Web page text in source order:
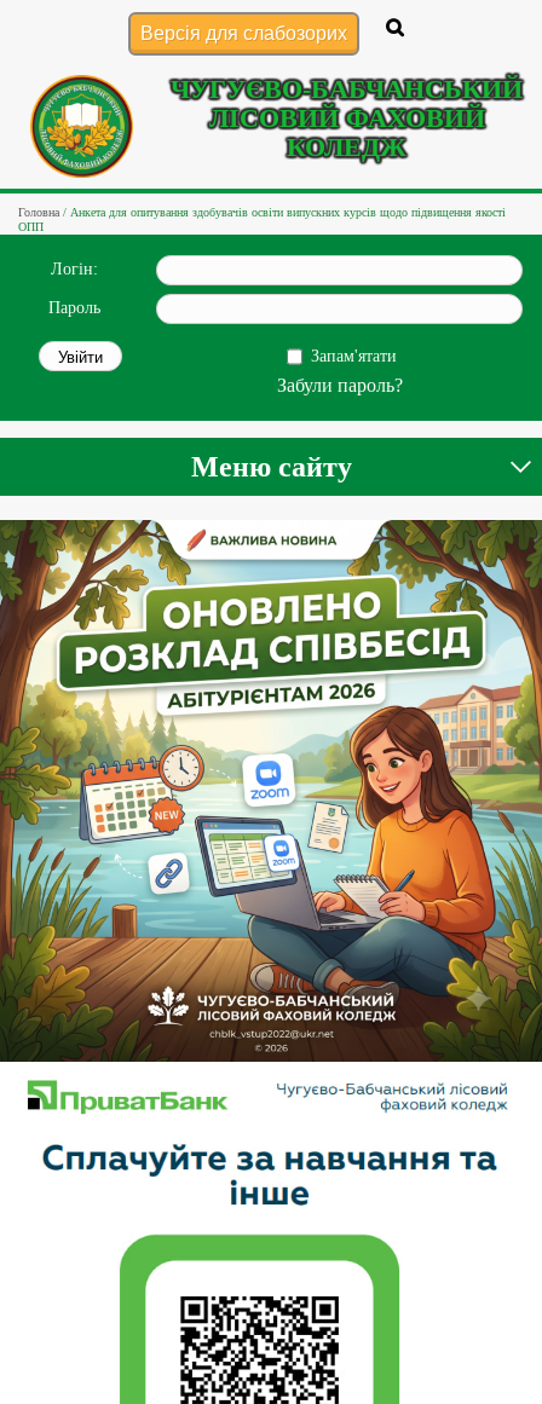
ЧУГУЄВО-БАБЧАНСЬКИЙ
ЛІСОВИЙ ФАХОВИЙ
КОЛЕДЖ
Версія для слабозорих
Головна / Анкета для опитування здобувачів освіти випускних курсів щодо підвищення якості
ОПП
Логін:
Пароль
Запам'ятати
Забули пароль?
Меню сайту